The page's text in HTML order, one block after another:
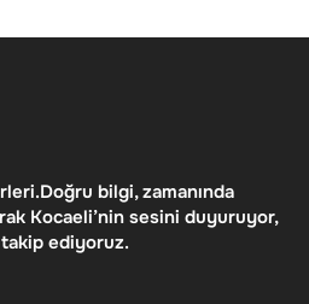
bilgi, zamanında
Kocaeli’nin sesini duyuruyor,
ediyoruz.